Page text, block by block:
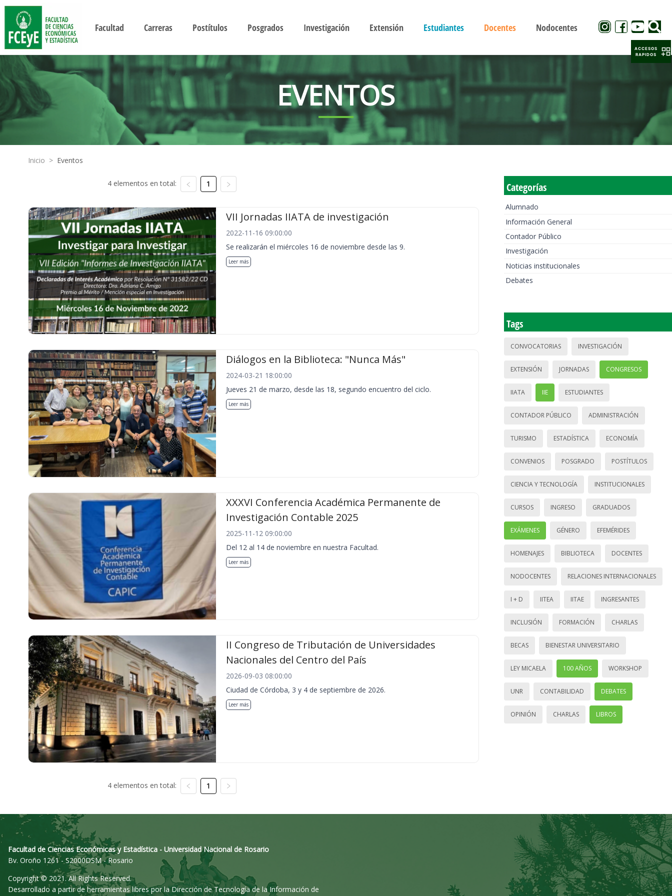
Facultad Carreras Postítulos Posgrados Investigación Extensión Estudiantes Docentes Nodocentes
EVENTOS
Inicio > Eventos
4 elementos en total: 1
VII Jornadas IIATA de investigación
2022-11-16 09:00:00
Se realizarán el miércoles 16 de noviembre desde las 9.
Leer más
Diálogos en la Biblioteca: "Nunca Más"
2024-03-21 18:00:00
Jueves 21 de marzo, desde las 18, segundo encuentro del ciclo.
Leer más
XXXVI Conferencia Académica Permanente de
Investigación Contable 2025
2025-11-12 09:00:00
Del 12 al 14 de noviembre en nuestra Facultad.
Leer más
II Congreso de Tributación de Universidades
Nacionales del Centro del País
2026-09-03 08:00:00
Ciudad de Córdoba, 3 y 4 de septiembre de 2026.
Leer más
4 elementos en total: 1
Categorías
Alumnado
Información General
Contador Público
Investigación
Noticias institucionales
Debates
Tags
CONVOCATORIAS INVESTIGACIÓN
EXTENSIÓN JORNADAS CONGRESOS
IIATA IIE ESTUDIANTES
CONTADOR PÚBLICO ADMINISTRACIÓN
TURISMO ESTADÍSTICA ECONOMÍA
CONVENIOS POSGRADO POSTÍTULOS
CIENCIA Y TECNOLOGÍA INSTITUCIONALES
CURSOS INGRESO GRADUADOS
EXÁMENES GÉNERO EFEMÉRIDES
HOMENAJES BIBLIOTECA DOCENTES
NODOCENTES RELACIONES INTERNACIONALES
I + D IITEA IITAE INGRESANTES
INCLUSIÓN FORMACIÓN CHARLAS
BECAS BIENESTAR UNIVERSITARIO
LEY MICAELA 100 AÑOS WORKSHOP
UNR CONTABILIDAD DEBATES
OPINIÓN CHARLAS LIBROS
Facultad de Ciencias Económicas y Estadística - Universidad Nacional de Rosario
Bv. Oroño 1261 - S2000DSM - Rosario
Copyright © 2021. All Rights Reserved.
Desarrollado a partir de herramientas libres por la Dirección de Tecnología de la Información de
ACCESOS
RAPIDOS